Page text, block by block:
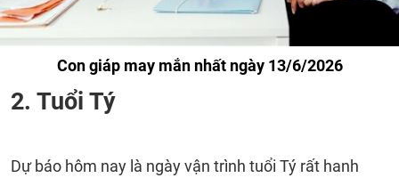
Con giáp may mắn nhất ngày 13/6/2026
2. Tuổi Tý
Dự báo hôm nay là ngày vận trình tuổi Tý rất hanh